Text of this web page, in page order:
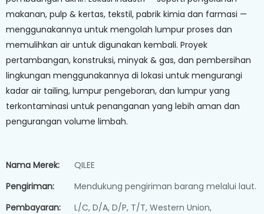
makanan, pulp & kertas, tekstil, pabrik kimia dan farmasi —
menggunakannya untuk mengolah lumpur proses dan
memulihkan air untuk digunakan kembali. Proyek
pertambangan, konstruksi, minyak & gas, dan pembersihan
lingkungan menggunakannya di lokasi untuk mengurangi
kadar air tailing, lumpur pengeboran, dan lumpur yang
terkontaminasi untuk penanganan yang lebih aman dan
pengurangan volume limbah.
Nama Merek:
QILEE
Pengiriman:
Mendukung pengiriman barang melalui laut.
Pembayaran:
L/C, D/A, D/P, T/T, Western Union,